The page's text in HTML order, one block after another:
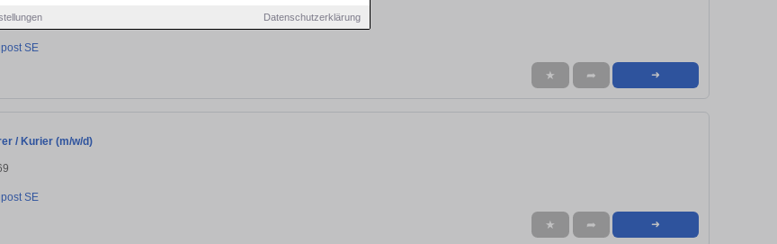
Datenschutzerklärung
SE
★ ➦ ➜
/ Kurier (m/w/d)
SE
★ ➦ ➜